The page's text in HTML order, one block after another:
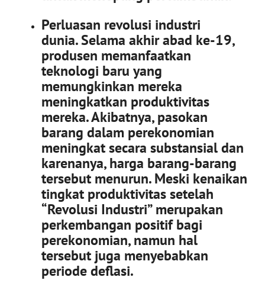
Perluasan revolusi industri
dunia. Selama akhir abad ke-19,
produsen memanfaatkan
teknologi baru yang
memungkinkan mereka
meningkatkan produktivitas
mereka. Akibatnya, pasokan
barang dalam perekonomian
meningkat secara substansial dan
karenanya, harga barang-barang
tersebut menurun. Meski kenaikan
tingkat produktivitas setelah
“Revolusi Industri” merupakan
perkembangan positif bagi
perekonomian, namun hal
tersebut juga menyebabkan
periode deflasi.